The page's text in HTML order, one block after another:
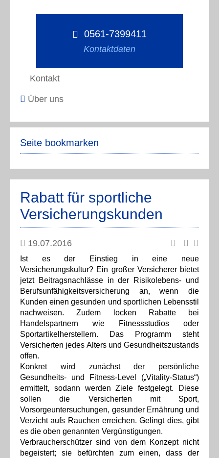
0561-7399411
Kontaktdaten
Kontakt
Über uns
Seite bookmarken
Rabatt für sportliche
Versicherungskunden
19.07.2016
Ist es der Einstieg in eine neue
Versicherungskultur? Ein großer Versicherer bietet
jetzt Beitragsnachlässe in der Risikolebens- und
Berufsunfähigkeitsversicherung an, wenn die
Kunden einen gesunden und sportlichen Lebensstil
nachweisen. Zudem locken Rabatte bei
Handelspartnern wie Fitnessstudios oder
Sportartikelherstellern. Das Programm steht
Versicherten jedes Alters und Gesundheitszustands
offen.
Konkret wird zunächst der persönliche
Gesundheits- und Fitness-Level („Vitality-Status“)
ermittelt, sodann werden Ziele festgelegt. Diese
sollen die Versicherten mit Sport,
Vorsorgeuntersuchungen, gesunder Ernährung und
Verzicht aufs Rauchen erreichen. Gelingt dies, gibt
es die oben genannten Vergünstigungen.
Verbraucherschützer sind von dem Konzept nicht
begeistert; sie befürchten zum einen, dass der